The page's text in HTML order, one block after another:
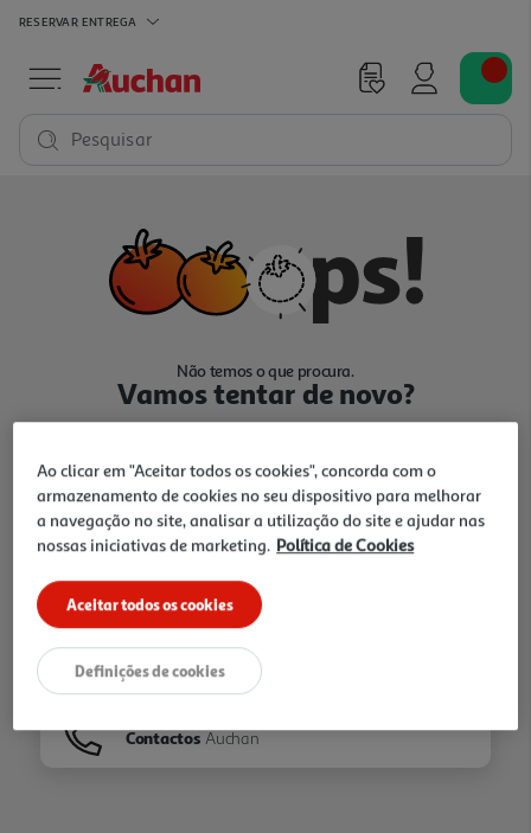
RESERVAR ENTREGA
Pesquisar
Não temos o que procura.
Vamos tentar de novo?
Ir para Homepage
Folhetos
Contactos Auchan
Ao clicar em "Aceitar todos os cookies", concorda com o
armazenamento de cookies no seu dispositivo para melhorar
a navegação no site, analisar a utilização do site e ajudar nas
nossas iniciativas de marketing. Política de Cookies
Aceitar todos os cookies
Definições de cookies